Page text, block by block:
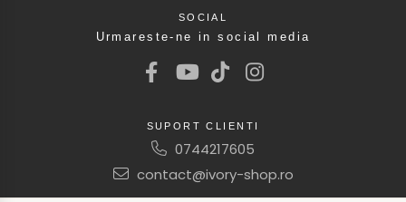
SOCIAL
Urmareste-ne in social media
SUPORT CLIENTI
0744217605
contact@ivory-shop.ro